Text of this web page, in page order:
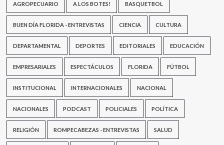
AGROPECUARIO A LOS BOTES! BASQUETBOL
BUEN DÍA FLORIDA - ENTREVISTAS CIENCIA CULTURA
DEPARTAMENTAL DEPORTES EDITORIALES EDUCACIÓN
EMPRESARIALES ESPECTÁCULOS FLORIDA FÚTBOL
INSTITUCIONAL INTERNACIONALES NACIONAL
NACIONALES PODCAST POLICIALES POLÍTICA
RELIGIÓN ROMPECABEZAS - ENTREVISTAS SALUD